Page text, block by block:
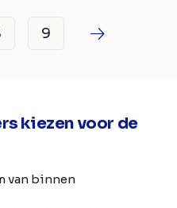
9
kiezen voor de
van binnen